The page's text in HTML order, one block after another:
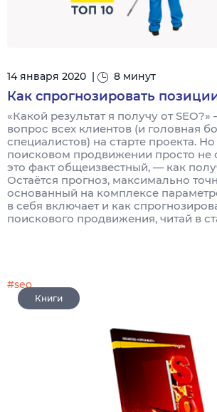
14 января 2020 | 8 минут
Как спрогнозировать
«Какой результат я получу от
вопрос всех клиентов (и головная
специалистов) на старте проекта.
поисковом продвижении просто не
это факт общеизвестный, — как
Остаётся прогноз, максимально
основанный на комплексе
в себя включает и как
поискового продвижения, читай в
#seo
Книги